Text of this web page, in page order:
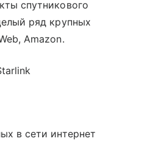
спутникового
ряд крупных
Amazon.
в сети интернет